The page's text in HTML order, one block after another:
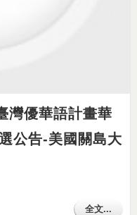
灣優華語計畫華
公告-美國關島大
全文...